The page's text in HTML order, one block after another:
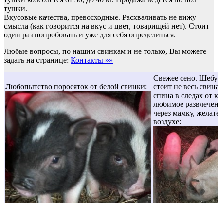
тушки.
Вкусовые качества, превосходные. Расхваливать не вижу
смысла (как говорится на вкус и цвет, товарищей нет). Стоит
один раз попробовать и уже для себя определиться.
Любые вопросы, по нашим свинкам и не только, Вы можете
задать на странице: Контакты »»
Любопытство поросяток от белой свинки:
Свежее сено.
стоит не весь
спина в следах от
любимое
через мамку,
воздухе: